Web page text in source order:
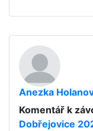
Anezka
Komentář k
Dobřejovice